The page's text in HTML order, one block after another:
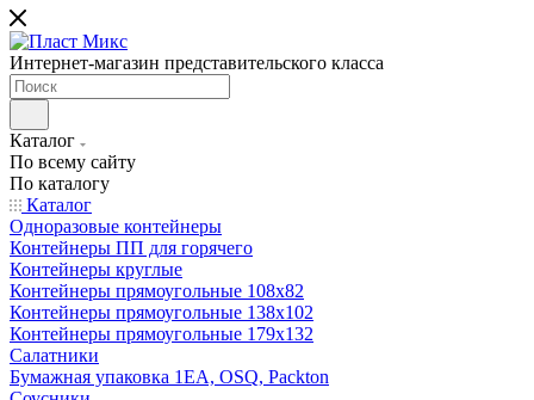
Интернет-магазин представительского класса
Каталог
По всему сайту
По каталогу
Каталог
Одноразовые контейнеры
Контейнеры ПП для горячего
Контейнеры круглые
Контейнеры прямоугольные 108х82
Контейнеры прямоугольные 138х102
Контейнеры прямоугольные 179х132
Салатники
Бумажная упаковка 1ЕА, OSQ, Packton